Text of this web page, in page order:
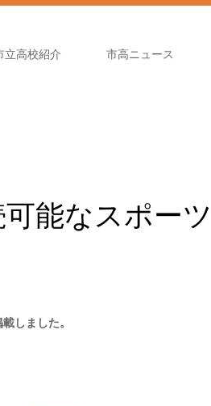
立高校紹介 市高ニュース
能なスポーツ
しました。